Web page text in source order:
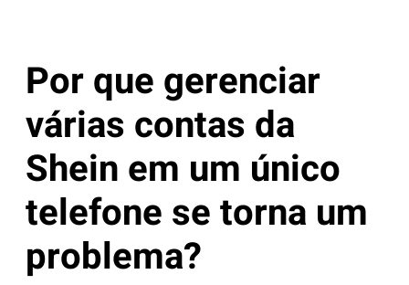
Por que gerenciar
várias contas da
Shein em um único
telefone se torna um
problema?